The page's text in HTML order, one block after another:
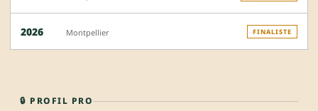
2026 Montpellier FINALISTE
🔒 PROFIL PRO